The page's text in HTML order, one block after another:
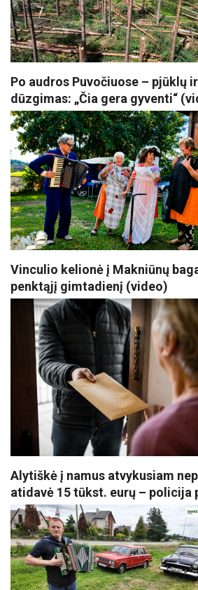
Po audros Puvočiuose – pjūklų
dūzgimas: „Čia gera gyventi“
Vinculio kelionė į Makniūnų
penktąjį gimtadienį (video)
Alytiškė į namus atvykusiam
atidavė 15 tūkst. eurų – policija